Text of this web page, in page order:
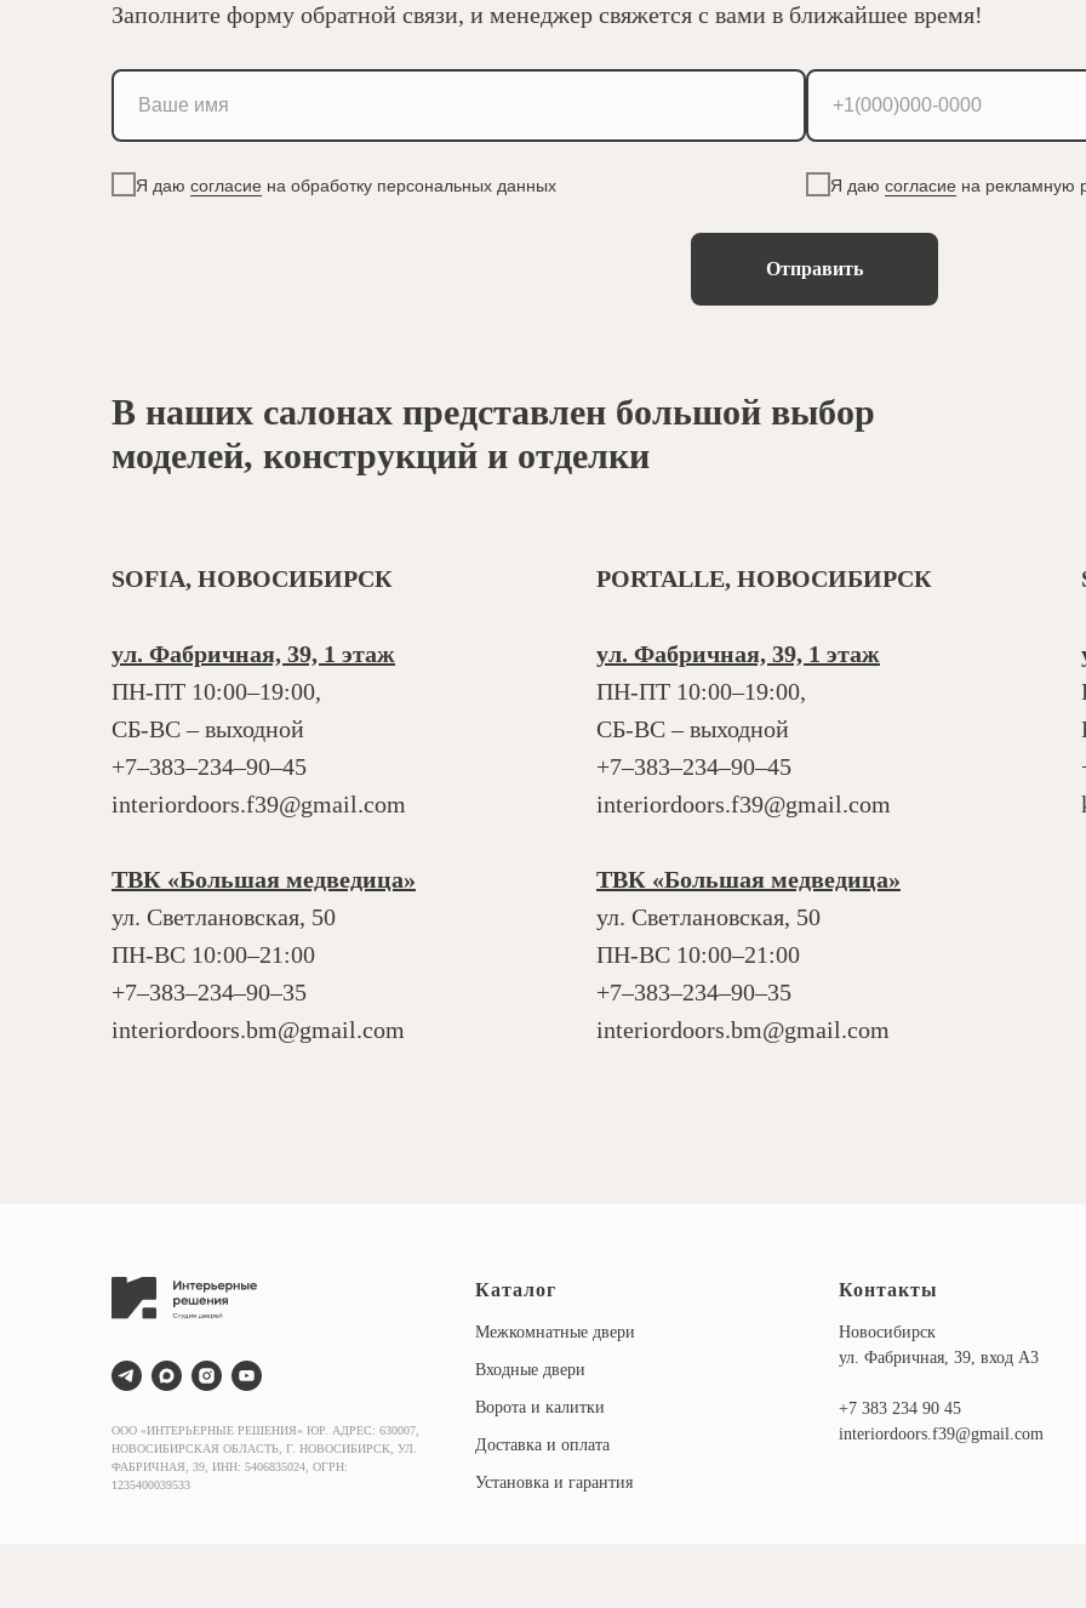
Заполните форму обратной связи, и менеджер свяжется с вами в ближайшее время!
Я даю согласие на обработку персональных данных Я даю согласие на рекламную
Отправить
В наших салонах представлен большой выбор
моделей, конструкций и отделки
SOFIA, НОВОСИБИРСК
ул. Фабричная, 39, 1 этаж
ПН-ПТ 10:00–19:00,
СБ-ВС – выходной
+7‒383‒234‒90‒45
interiordoors.f39@gmail.com
ТВК «Большая медведица»
ул. Светлановская, 50
ПН-ВС 10:00–21:00
+7‒383‒234‒90‒35
interiordoors.bm@gmail.com
PORTALLE, НОВОСИБИРСК
ул. Фабричная, 39, 1 этаж
ПН-ПТ 10:00–19:00,
СБ-ВС – выходной
+7‒383‒234‒90‒45
interiordoors.f39@gmail.com
ТВК «Большая медведица»
ул. Светлановская, 50
ПН-ВС 10:00–21:00
+7‒383‒234‒90‒35
interiordoors.bm@gmail.com
ООО «ИНТЕРЬЕРНЫЕ РЕШЕНИЯ» ЮР. АДРЕС: 630007,
НОВОСИБИРСКАЯ ОБЛАСТЬ, Г. НОВОСИБИРСК, УЛ.
ФАБРИЧНАЯ, 39, ИНН: 5406835024, ОГРН:
1235400039533
Каталог
Межкомнатные двери
Входные двери
Ворота и калитки
Доставка и оплата
Установка и гарантия
Контакты
Новосибирск
ул. Фабричная, 39, вход А3
+7 383 234 90 45
interiordoors.f39@gmail.com